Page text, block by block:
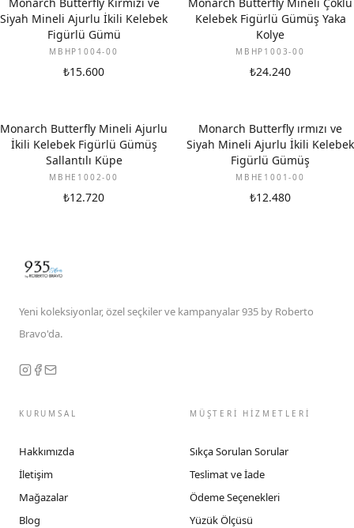
Siyah Mineli Ajurlu İkili Kelebek
Figürlü Gümü
MBHP1004-00
₺15.600
Kelebek Figürlü Gümüş Yaka
Kolye
MBHP1003-00
₺24.240
Monarch Butterfly Mineli Ajurlu
İkili Kelebek Figürlü Gümüş
Sallantılı Küpe
MBHE1002-00
₺12.720
Monarch Butterfly ırmızı ve
Siyah Mineli Ajurlu İkili Kelebek
Figürlü Gümüş
MBHE1001-00
₺12.480
Yeni koleksiyonlar, özel seçkiler ve kampanyalar 935 by Roberto
Bravo'da.
KURUMSAL
Hakkımızda
İletişim
Mağazalar
Blog
MÜŞTERİ HİZMETLERİ
Sıkça Sorulan Sorular
Teslimat ve İade
Ödeme Seçenekleri
Yüzük Ölçüsü